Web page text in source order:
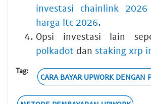
investasi chainlink 2026
harga ltc 2026.
Opsi investasi lain
polkadot dan staking xrp
Tag:
CARA BAYAR UPWORK DENGAN